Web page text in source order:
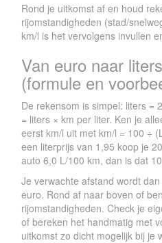
Rond je uitkomst af en houd
rijomstandigheden (stad/
km/l is het vervolgens invullen
Van euro naar
(formule en
De rekensom is simpel: liters =
= liters × km per liter. Ken je
eerst km/l uit met km/l = 100 ÷
een literprijs van 1,95 koop je
auto 6,0 L/100 km, dan is dat
Je verwachte afstand wordt
euro. Rond af naar boven of
rijomstandigheden. Check je
of bereken het handmatig met
uitkomst zo dicht mogelijk bij je